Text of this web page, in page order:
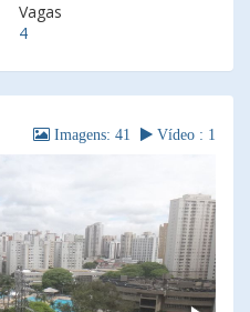
Vagas
4
Imagens: 41 Vídeo : 1